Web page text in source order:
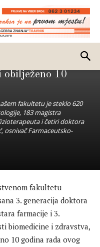
10
fakultetu je steklo 620
183 magistra
i četiri doktora
osnivač Farmaceutsko-
fakultetu
3. generacija doktora
farmacije i 3.
biomedicine i zdravstva,
10 godina rada ovog